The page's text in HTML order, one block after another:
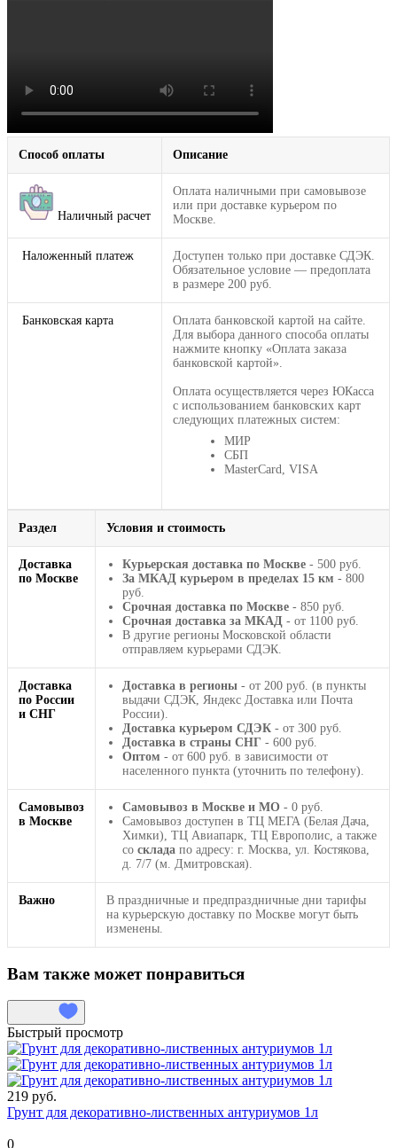
Способ оплаты Описание
Наличный расчет
Оплата наличными при самовывозе
или при доставке курьером по
Москве.
Наложенный платеж
Доступен только при доставке СДЭК.
Обязательное условие — предоплата
в размере 200 руб.
Банковская карта
Оплата банковской картой на сайте.
Для выбора данного способа оплаты
нажмите кнопку «Оплата заказа
банковской картой».
Оплата осуществляется через ЮКасса
с использованием банковских карт
следующих платежных систем:
МИР
СБП
MasterCard, VISA
Раздел Условия и стоимость
Доставка
по Москве
Курьерская доставка по Москве - 500 руб.
За МКАД курьером в пределах 15 км - 800
руб.
Срочная доставка по Москве - 850 руб.
Срочная доставка за МКАД - от 1100 руб.
В другие регионы Московской области
отправляем курьерами СДЭК.
Доставка
по России
и СНГ
Доставка в регионы - от 200 руб. (в пункты
выдачи СДЭК, Яндекс Доставка или Почта
России).
Доставка курьером СДЭК - от 300 руб.
Доставка в страны СНГ - 600 руб.
Оптом - от 600 руб. в зависимости от
населенного пункта (уточнить по телефону).
Самовывоз
в Москве
Самовывоз в Москве и МО - 0 руб.
Самовывоз доступен в ТЦ МЕГА (Белая Дача,
Химки), ТЦ Авиапарк, ТЦ Европолис, а также
со склада по адресу: г. Москва, ул. Костякова,
д. 7/7 (м. Дмитровская).
Важно
В праздничные и предпраздничные дни тарифы
на курьерскую доставку по Москве могут быть
изменены.
Вам также может понравиться
Быстрый просмотр
219 руб.
Грунт для декоративно-лиственных антуриумов 1л
0